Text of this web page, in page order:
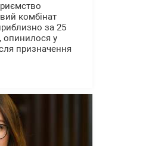
комбінат
за 25
опинилося у
призначення